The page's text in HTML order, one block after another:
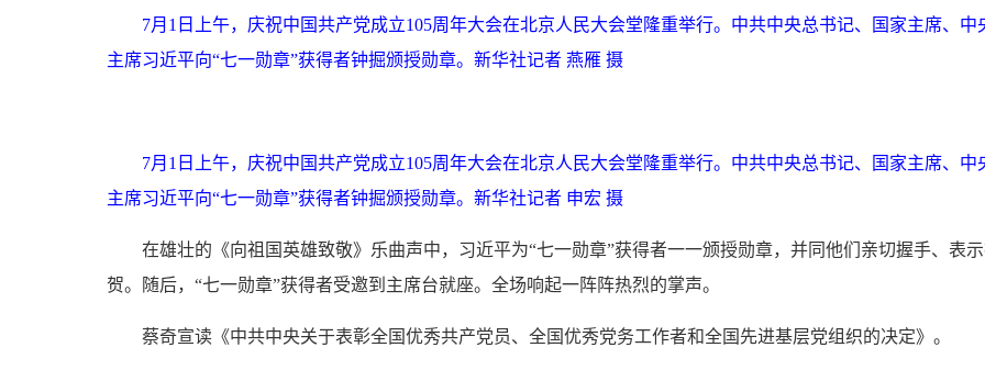
7月1日上午，庆祝中国共产党成立105周年大会在北京人民大会堂隆重举行。中共中央总书记、国家主席、中
主席习近平向“七一勋章”获得者钟掘颁授勋章。新华社记者 燕雁 摄
7月1日上午，庆祝中国共产党成立105周年大会在北京人民大会堂隆重举行。中共中央总书记、国家主席、中
主席习近平向“七一勋章”获得者钟掘颁授勋章。新华社记者 申宏 摄
在雄壮的《向祖国英雄致敬》乐曲声中，习近平为“七一勋章”获得者一一颁授勋章，并同他们亲切握手、表
贺。随后，“七一勋章”获得者受邀到主席台就座。全场响起一阵阵热烈的掌声。
蔡奇宣读《中共中央关于表彰全国优秀共产党员、全国优秀党务工作者和全国先进基层党组织的决定》。